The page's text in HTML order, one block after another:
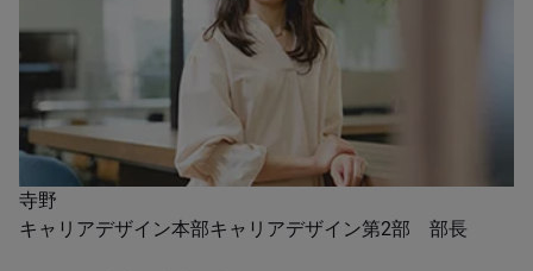
寺野
キャリアデザイン本部キャリアデザイン第2部 部長